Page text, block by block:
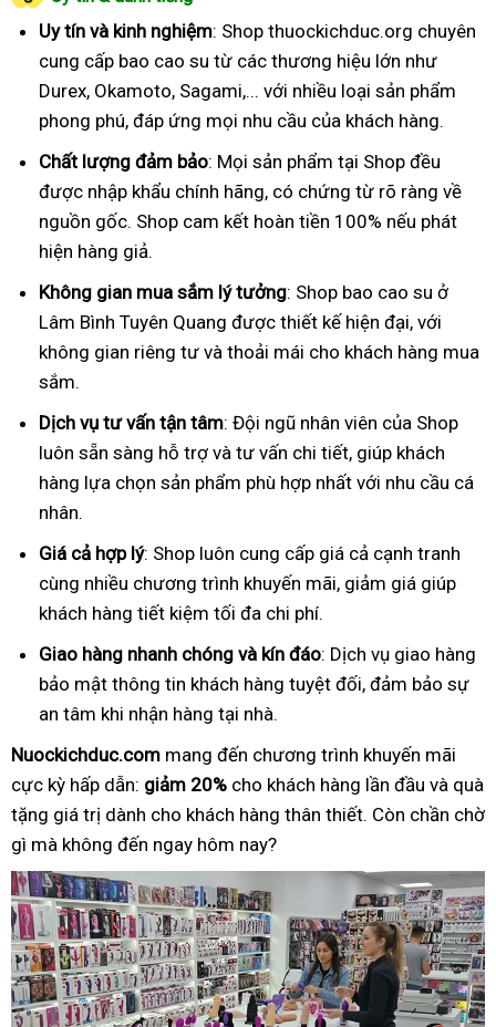
Uy tín và kinh nghiệm: Shop thuockichduc.org chuyên
cung cấp bao cao su từ các thương hiệu lớn như
Durex, Okamoto, Sagami,... với nhiều loại sản phẩm
phong phú, đáp ứng mọi nhu cầu của khách hàng.
Chất lượng đảm bảo: Mọi sản phẩm tại Shop đều
được nhập khẩu chính hãng, có chứng từ rõ ràng về
nguồn gốc. Shop cam kết hoàn tiền 100% nếu phát
hiện hàng giả.
Không gian mua sắm lý tưởng: Shop bao cao su ở
Lâm Bình Tuyên Quang được thiết kế hiện đại, với
không gian riêng tư và thoải mái cho khách hàng mua
sắm.
Dịch vụ tư vấn tận tâm: Đội ngũ nhân viên của Shop
luôn sẵn sàng hỗ trợ và tư vấn chi tiết, giúp khách
hàng lựa chọn sản phẩm phù hợp nhất với nhu cầu cá
nhân.
Giá cả hợp lý: Shop luôn cung cấp giá cả cạnh tranh
cùng nhiều chương trình khuyến mãi, giảm giá giúp
khách hàng tiết kiệm tối đa chi phí.
Giao hàng nhanh chóng và kín đáo: Dịch vụ giao hàng
bảo mật thông tin khách hàng tuyệt đối, đảm bảo sự
an tâm khi nhận hàng tại nhà.
Nuockichduc.com mang đến chương trình khuyến mãi
cực kỳ hấp dẫn: giảm 20% cho khách hàng lần đầu và quà
tặng giá trị dành cho khách hàng thân thiết. Còn chần chờ
gì mà không đến ngay hôm nay?